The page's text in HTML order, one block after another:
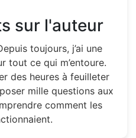
sur l'auteur
toujours, j’ai une
tout ce qui m’entoure.
des heures à feuilleter
mille questions aux
comment les